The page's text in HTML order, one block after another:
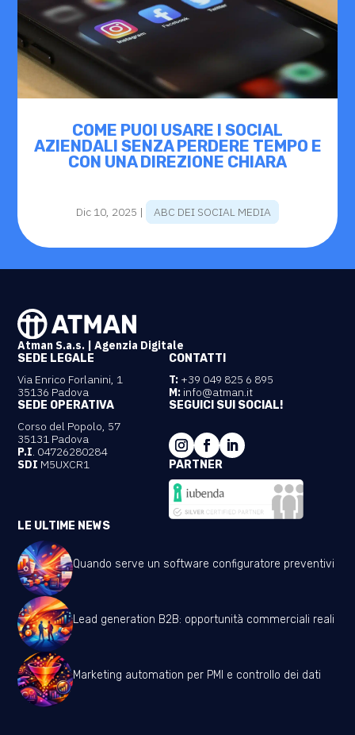
COME PUOI USARE I SOCIAL
AZIENDALI SENZA PERDERE TEMPO E
CON UNA DIREZIONE CHIARA
Dic 10, 2025 | ABC DEI SOCIAL MEDIA
Atman S.a.s. | Agenzia Digitale
SEDE LEGALE
Via Enrico Forlanini, 1
35136 Padova
SEDE OPERATIVA
Corso del Popolo, 57
35131 Padova
P.I. 04726280284
SDI M5UXCR1
CONTATTI
T: +39 049 825 6 895
M: info@atman.it
SEGUICI SUI SOCIAL!
PARTNER
LE ULTIME NEWS
Quando serve un software configuratore preventivi
Lead generation B2B: opportunità commerciali reali
Marketing automation per PMI e controllo dei dati